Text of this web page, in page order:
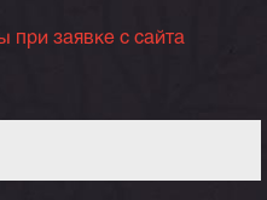
при заявке с сайта